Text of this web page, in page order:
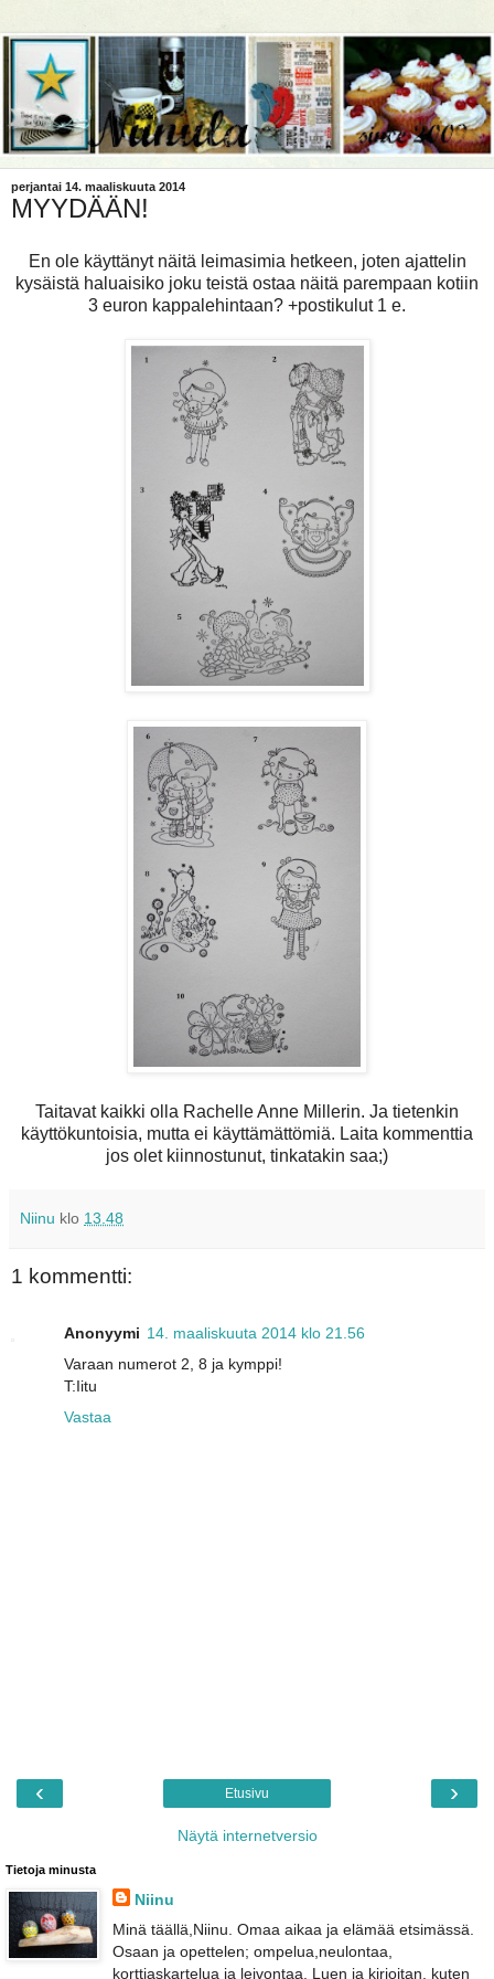
perjantai 14. maaliskuuta 2014
MYYDÄÄN!
En ole käyttänyt näitä leimasimia hetkeen, joten ajattelin
kysäistä haluaisiko joku teistä ostaa näitä parempaan kotiin
3 euron kappalehintaan? +postikulut 1 e.
Taitavat kaikki olla Rachelle Anne Millerin. Ja tietenkin
käyttökuntoisia, mutta ei käyttämättömiä. Laita kommenttia
jos olet kiinnostunut, tinkatakin saa;)
Niinu klo 13.48
1 kommentti:
Anonyymi 14. maaliskuuta 2014 klo 21.56
Varaan numerot 2, 8 ja kymppi!
T:Iitu
Vastaa
‹ ›
Etusivu
Näytä internetversio
Tietoja minusta
Niinu
Minä täällä,Niinu. Omaa aikaa ja elämää etsimässä.
Osaan ja opettelen; ompelua,neulontaa,
korttiaskartelua ja leivontaa. Luen ja kirjoitan, kuten